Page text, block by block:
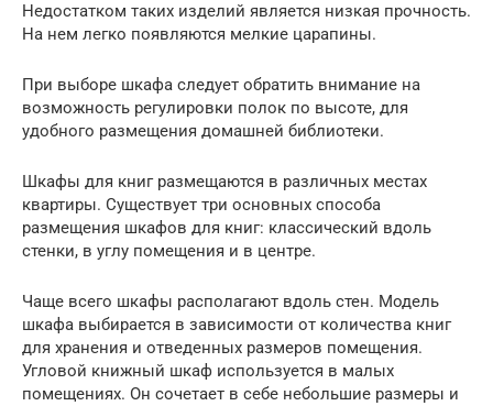
Недостатком таких изделий является низкая прочность.
На нем легко появляются мелкие царапины.
При выборе шкафа следует обратить внимание на
возможность регулировки полок по высоте, для
удобного размещения домашней библиотеки.
Шкафы для книг размещаются в различных местах
квартиры. Существует три основных способа
размещения шкафов для книг: классический вдоль
стенки, в углу помещения и в центре.
Чаще всего шкафы располагают вдоль стен. Модель
шкафа выбирается в зависимости от количества книг
для хранения и отведенных размеров помещения.
Угловой книжный шкаф используется в малых
помещениях. Он сочетает в себе небольшие размеры и